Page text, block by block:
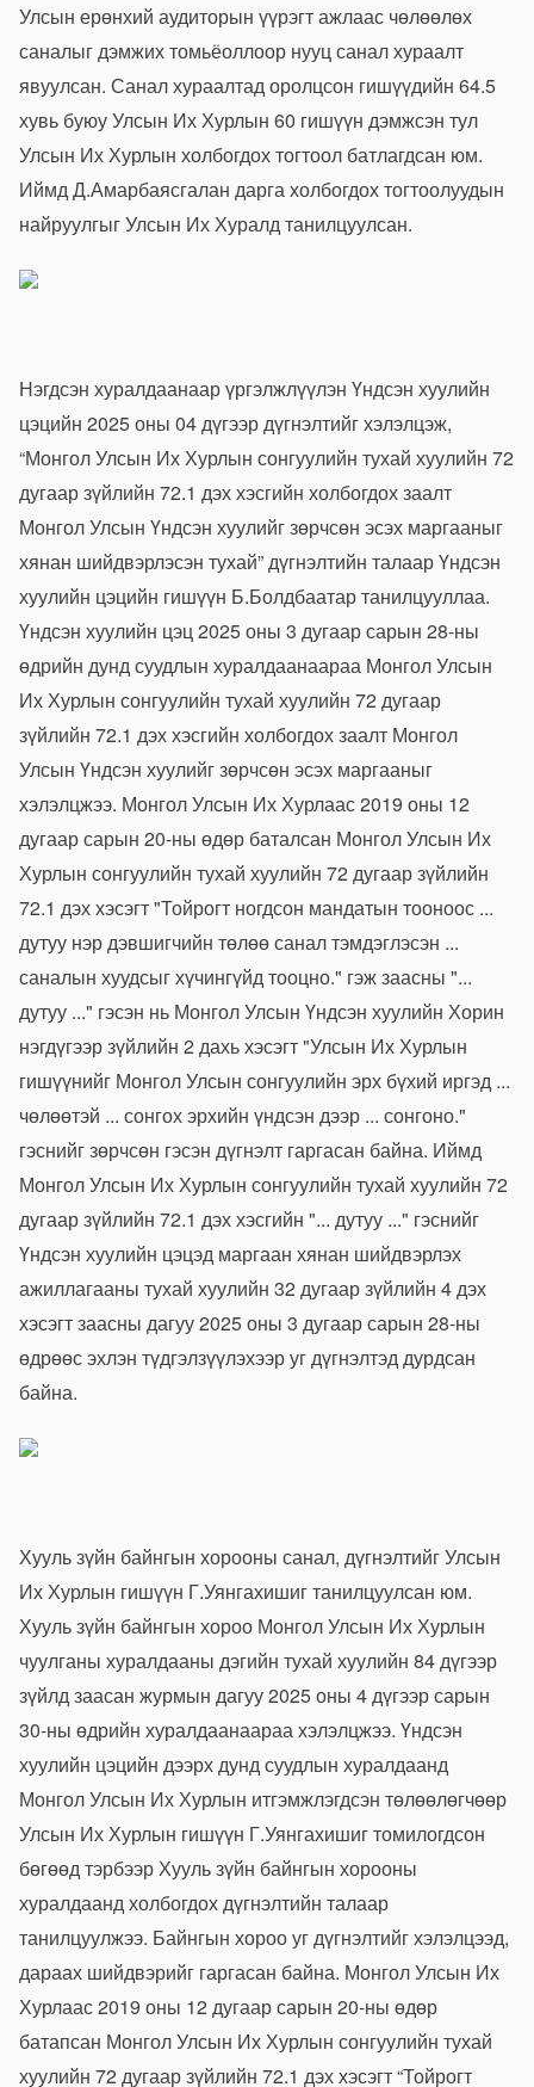
Улсын ерөнхий аудиторын үүрэгт ажлаас чөлөөлөх
саналыг дэмжих томьёоллоор нууц санал хураалт
явуулсан. Санал хураалтад оролцсон гишүүдийн 64.5
хувь буюу Улсын Их Хурлын 60 гишүүн дэмжсэн тул
Улсын Их Хурлын холбогдох тогтоол батлагдсан юм.
Иймд Д.Амарбаясгалан дарга холбогдох тогтоолуудын
найруулгыг Улсын Их Хуралд танилцуулсан.
Нэгдсэн хуралдаанаар үргэлжлүүлэн Үндсэн хуулийн
цэцийн 2025 оны 04 дүгээр дүгнэлтийг хэлэлцэж,
“Монгол Улсын Их Хурлын сонгуулийн тухай хуулийн 72
дугаар зүйлийн 72.1 дэх хэсгийн холбогдох заалт
Монгол Улсын Үндсэн хуулийг зөрчсөн эсэх маргааныг
хянан шийдвэрлэсэн тухай” дүгнэлтийн талаар Үндсэн
хуулийн цэцийн гишүүн Б.Болдбаатар танилцууллаа.
Үндсэн хуулийн цэц 2025 оны 3 дугаар сарын 28-ны
өдрийн дунд суудлын хуралдаанаараа Монгол Улсын
Их Хурлын сонгуулийн тухай хуулийн 72 дугаар
зүйлийн 72.1 дэх хэсгийн холбогдох заалт Монгол
Улсын Үндсэн хуулийг зөрчсөн эсэх маргааныг
хэлэлцжээ. Монгол Улсын Их Хурлаас 2019 оны 12
дугаар сарын 20-ны өдөр баталсан Монгол Улсын Их
Хурлын сонгуулийн тухай хуулийн 72 дугаар зүйлийн
72.1 дэх хэсэгт "Тойрогт ногдсон мандатын тооноос ...
дутуу нэр дэвшигчийн төлөө санал тэмдэглэсэн ...
саналын хуудсыг хүчингүйд тооцно." гэж заасны "...
дутуу ..." гэсэн нь Монгол Улсын Үндсэн хуулийн Хорин
нэгдүгээр зүйлийн 2 дахь хэсэгт "Улсын Их Хурлын
гишүүнийг Монгол Улсын сонгуулийн эрх бүхий иргэд ...
чөлөөтэй ... сонгох эрхийн үндсэн дээр ... сонгоно."
гэснийг зөрчсөн гэсэн дүгнэлт гаргасан байна. Иймд
Монгол Улсын Их Хурлын сонгуулийн тухай хуулийн 72
дугаар зүйлийн 72.1 дэх хэсгийн "... дутуу ..." гэснийг
Үндсэн хуулийн цэцэд маргаан хянан шийдвэрлэх
ажиллагааны тухай хуулийн 32 дугаар зүйлийн 4 дэх
хэсэгт заасны дагуу 2025 оны 3 дугаар сарын 28-ны
өдрөөс эхлэн түдгэлзүүлэхээр уг дүгнэлтэд дурдсан
байна.
Хууль зүйн байнгын хорооны санал, дүгнэлтийг Улсын
Их Хурлын гишүүн Г.Уянгахишиг танилцуулсан юм.
Хууль зүйн байнгын хороо Монгол Улсын Их Хурлын
чуулганы хуралдааны дэгийн тухай хуулийн 84 дүгээр
зүйлд заасан журмын дагуу 2025 оны 4 дүгээр сарын
30-ны өдрийн хуралдаанаараа хэлэлцжээ. Үндсэн
хуулийн цэцийн дээрх дунд суудлын хуралдаанд
Монгол Улсын Их Хурлын итгэмжлэгдсэн төлөөлөгчөөр
Улсын Их Хурлын гишүүн Г.Уянгахишиг томилогдсон
бөгөөд тэрбээр Хууль зүйн байнгын хорооны
хуралдаанд холбогдох дүгнэлтийн талаар
танилцуулжээ. Байнгын хороо уг дүгнэлтийг хэлэлцээд,
дараах шийдвэрийг гаргасан байна. Монгол Улсын Их
Хурлаас 2019 оны 12 дугаар сарын 20-ны өдөр
батапсан Монгол Улсын Их Хурлын сонгуулийн тухай
хуулийн 72 дугаар зүйлийн 72.1 дэх хэсэгт “Тойрогт